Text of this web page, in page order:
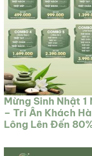
Mừng Sinh Nhật 1
– Tri Ân Khách
Lông Lên Đến